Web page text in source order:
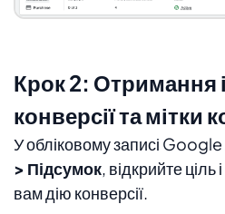
Крок 2: Отримання
конверсії та мітки
У обліковому записі
> Підсумок, відкрийте ціль
вам дію конверсії.